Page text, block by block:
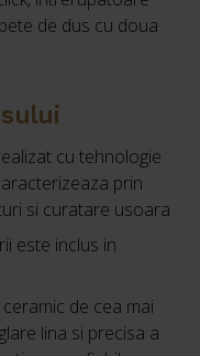
de dus cu doua
cu tehnologie
prin
si curatare usoara
este inclus in
de cea mai
lina si precisa a